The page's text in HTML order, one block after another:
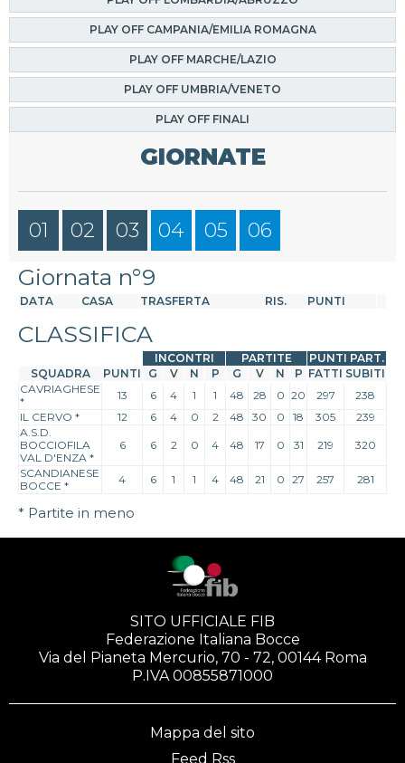
PLAY OFF CAMPANIA/EMILIA ROMAGNA
PLAY OFF MARCHE/LAZIO
PLAY OFF UMBRIA/VENETO
PLAY OFF FINALI
GIORNATE
01 02 03 04 05 06
Giornata n°9
DATA CASA TRASFERTA RIS. PUNTI
CLASSIFICA
INCONTRI PARTITE
PUNTI PART.
SQUADRA
PUNTI G V N P G V N P FATTI SUBITI
CAVRIAGHESE
*
13 6 4 1 1 48 28 0 20 297
238
IL CERVO * 12 6 4 0 2 48 30 0 18 305
239
A.S.D.
BOCCIOFILA
VAL D'ENZA *
6 6 2 0 4 48 17 0 31 219 320
SCANDIANESE
BOCCE * 4 6 1 1 4 48 21 0 27 257 281
* Partite in meno
SITO UFFICIALE FIB
Federazione Italiana Bocce
Via del Pianeta Mercurio, 70 - 72, 00144 Roma
P.IVA 00855871000
Mappa del sito
Feed Rss